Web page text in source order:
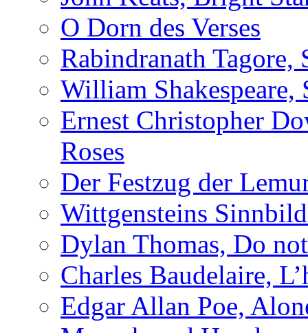
O Dorn des Verses
Rabindranath
William Shakespeare,
Ernest Christopher
Roses
Der Festzug der
Wittgensteins
Dylan Thomas, Do
Charles Baudelaire,
Edgar Allan Poe,